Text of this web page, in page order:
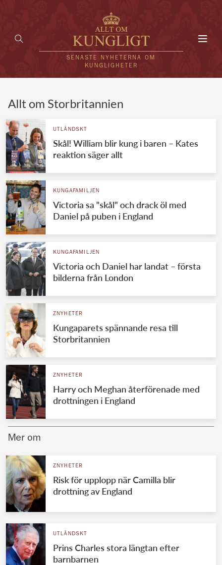
SENASTE NYHETERNA OM
KUNGLIGHETER
UTLÄNDSKT
VÄRLDENS KUNGAHUS
Svenska kungahuset
Brittiska kungahuset
Danska kungahuset
Jordanska kungahuset
Luxemburgska storhertighuset
Japanska kejsarhuset
Thailändska kungahuset
Marockanska kungahuset
REDAKTION
Allt om Storbritannien
UTLÄNDSKT
Skål! William blir kung i baren – Kates
reaktion säger allt
KUNGAFAMILJEN
Victoria sa "skål" och drack öl med
Daniel på puben i England
KUNGAFAMILJEN
Victoria och Daniel har landat – första
bilderna från London
ZNYHETER
Kungaparets spännande resa till
Storbritannien
ZNYHETER
Harry och Meghan återförenade med
drottningen i England
Mer om
ZNYHETER
Risk för upplopp när Camilla blir
drottning av England
UTLÄNDSKT
Prins Charles stora längtan efter
barnbarnen